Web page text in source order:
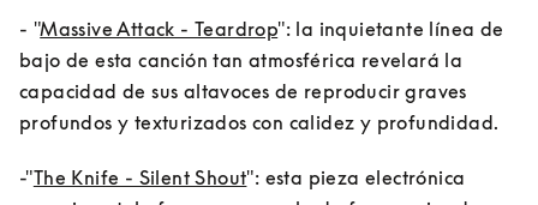
- "Massive Attack - Teardrop": la inquietante línea de
bajo de esta canción tan atmosférica revelará la
capacidad de sus altavoces de reproducir graves
-"The Knife - Silent Shout": esta pieza electrónica